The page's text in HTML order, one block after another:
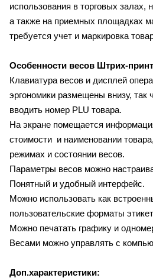
использования в торговых залах,
а также на приемных площадках
требуется учет и маркировка
Особенности весов Штрих-принт
Клавиатура весов и дисплей
эргономики размещены внизу, так
вводить номер PLU товара.
На экране помещается
стоимости и наименовании
режимах и состоянии весов.
Параметры весов можно
Понятный и удобный интерфейс.
Можно использовать как
пользовательские форматы
Можно печатать графику и
Весами можно управлять с
Доп.характеристики: